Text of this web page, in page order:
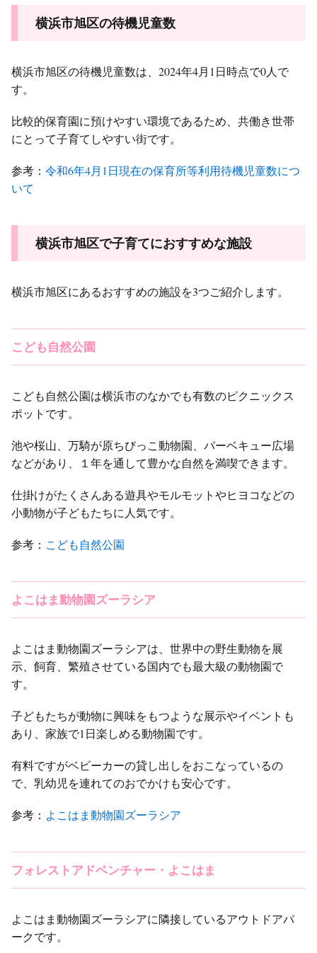
横浜市旭区の待機児童数
横浜市旭区の待機児童数は、2024年4月1日時点で0人で
す。
比較的保育園に預けやすい環境であるため、共働き世帯
にとって子育てしやすい街です。
参考：令和6年4月1日現在の保育所等利用待機児童数につ
いて
横浜市旭区で子育てにおすすめな施設
横浜市旭区にあるおすすめの施設を3つご紹介します。
こども自然公園
こども自然公園は横浜市のなかでも有数のピクニックス
ポットです。
池や桜山、万騎が原ちびっこ動物園、バーベキュー広場
などがあり、１年を通して豊かな自然を満喫できます。
仕掛けがたくさんある遊具やモルモットやヒヨコなどの
小動物が子どもたちに人気です。
参考： こども自然公園
よこはま動物園ズーラシア
よこはま動物園ズーラシアは、世界中の野生動物を展
示、飼育、繁殖させている国内でも最大級の動物園で
す。
子どもたちが動物に興味をもつような展示やイベントも
あり、家族で1日楽しめる動物園です。
有料ですがベビーカーの貸し出しをおこなっているの
で、乳幼児を連れてのおでかけも安心です。
参考： よこはま動物園ズーラシア
フォレストアドベンチャー・よこはま
よこはま動物園ズーラシアに隣接しているアウトドアパ
ークです。